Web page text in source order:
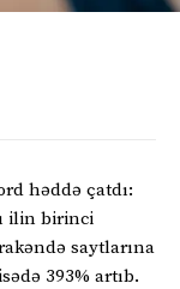
həddə çatdı:
ilin birinci
saytlarına
393% artıb.